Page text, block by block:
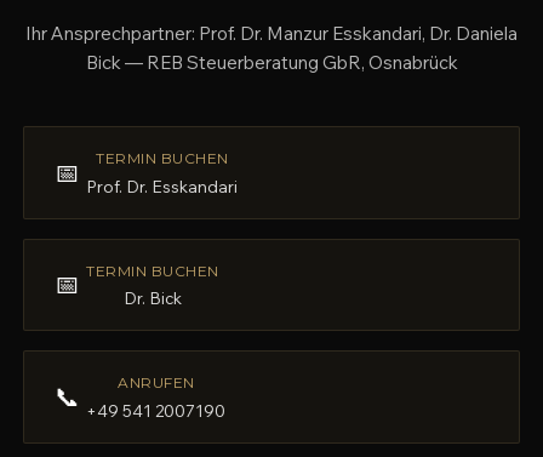
Ihr Ansprechpartner: Prof. Dr. Manzur Esskandari, Dr. Daniela
Bick — REB Steuerberatung GbR, Osnabrück
📅 TERMIN BUCHEN
Prof. Dr. Esskandari
📅 TERMIN BUCHEN
Dr. Bick
📞 ANRUFEN
+49 541 2007190